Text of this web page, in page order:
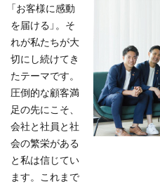
「お客様に感動
を届ける」。そ
れが私たちが大
切にし続けてき
たテーマです。
圧倒的な顧客満
足の先にこそ、
会社と社員と社
会の繁栄がある
と私は信じてい
ます。これまで